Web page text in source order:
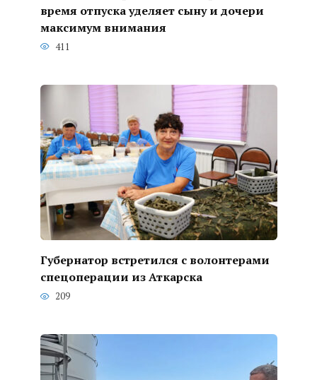
время отпуска уделяет сыну и дочери
максимум внимания
411
Губернатор встретился с волонтерами
спецоперации из Аткарска
209